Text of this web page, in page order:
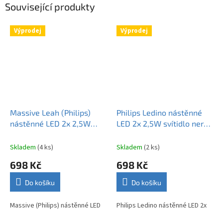
Související produkty
Výprodej
Massive Leah (Philips)
nástěnné LED 2x 2,5W
33259/48/10
Skladem (4 ks)
698 Kč
Do košíku
Massive (Philips) nástěnné LED
Výprodej
Philips Ledino nástěnné
LED 2x 2,5W svítidlo nerez
Skladem (2 ks)
698 Kč
Do košíku
Philips Ledino nástěnné LED 2x